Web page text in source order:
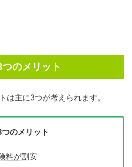
のメリット
は主に3つが考えられます。
のメリット
料が割安